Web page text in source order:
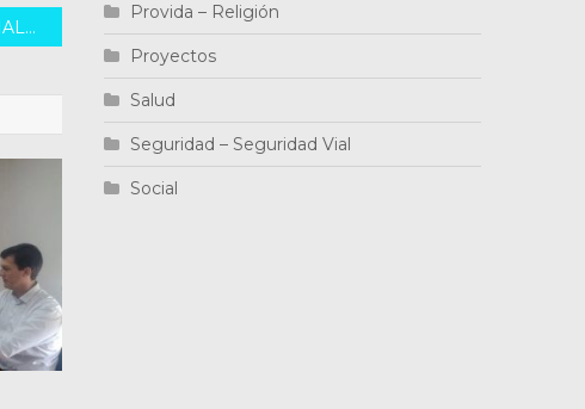
CLASES PRESENCIALES “SANTA FE CAPITAL”
Provida – Religión
Proyectos
Salud
Seguridad – Seguridad Vial
Social